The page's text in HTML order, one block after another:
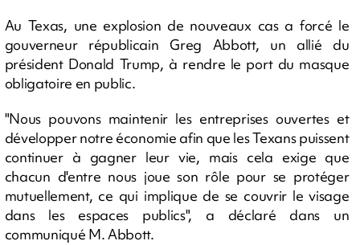
Au Texas, une explosion de nouveaux cas a forcé le
gouverneur républicain Greg Abbott, un allié du
président Donald Trump, à rendre le port du masque
obligatoire en public.
"Nous pouvons maintenir les entreprises ouvertes et
développer notre économie afin que les Texans puissent
continuer à gagner leur vie, mais cela exige que
chacun d'entre nous joue son rôle pour se protéger
mutuellement, ce qui implique de se couvrir le visage
dans les espaces publics", a déclaré dans un
communiqué M. Abbott.